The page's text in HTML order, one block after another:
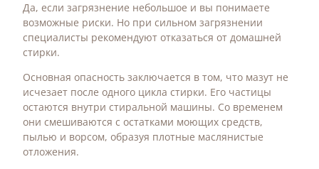
Да, если загрязнение небольшое и вы понимаете
возможные риски. Но при сильном загрязнении
специалисты рекомендуют отказаться от домашней
стирки.
Основная опасность заключается в том, что мазут не
исчезает после одного цикла стирки. Его частицы
остаются внутри стиральной машины. Со временем
они смешиваются с остатками моющих средств,
пылью и ворсом, образуя плотные маслянистые
отложения.